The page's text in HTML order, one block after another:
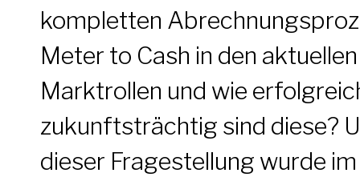
kompletten
Meter to Cash in den aktuellen
Marktrollen und wie
zukunftsträchtig sind diese?
dieser Fragestellung wurde